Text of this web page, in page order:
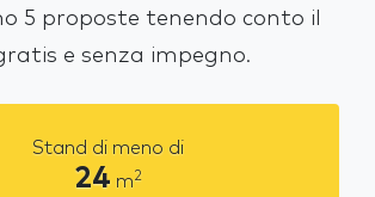
5 proposte tenendo conto il
e senza impegno.
Stand di meno di
24 m2